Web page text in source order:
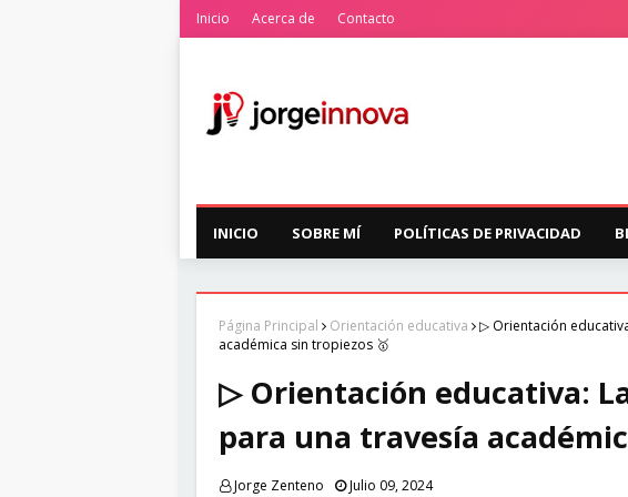
Inicio Acerca de Contacto
INICIO SOBRE MÍ POLÍTICAS DE PRIVACIDAD
Página Principal Orientación educativa
▷ Orientación
académica sin tropiezos 🥇
▷ Orientación educativa:
para una travesía
Jorge Zenteno Julio 09, 2024